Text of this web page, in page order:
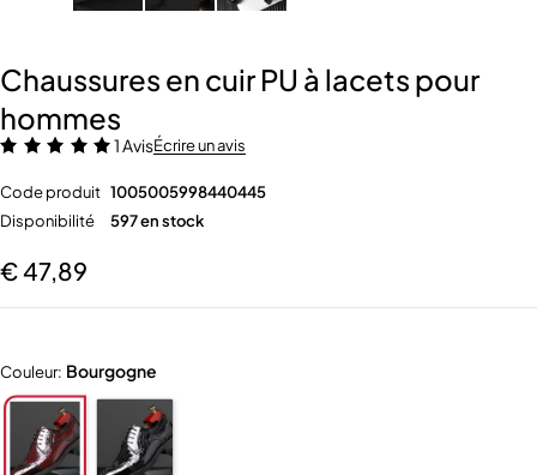
Chaussures en cuir PU à lacets pour
hommes
1 AvisÉcrire un avis
Code produit 1005005998440445
Disponibilité
597 en stock
€47,89
Couleur: Bourgogne